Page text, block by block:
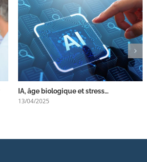
IA, âge biologique et stress…
13/04/2025